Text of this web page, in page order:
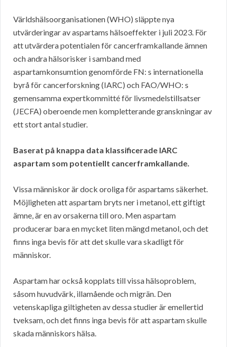
Världshälsoorganisationen (WHO) släppte nya
utvärderingar av aspartams hälsoeffekter i juli 2023. För
att utvärdera potentialen för cancerframkallande ämnen
och andra hälsorisker i samband med
aspartamkonsumtion genomförde FN: s internationella
byrå för cancerforskning (IARC) och FAO/WHO: s
gemensamma expertkommitté för livsmedelstillsatser
(JECFA) oberoende men kompletterande granskningar av
ett stort antal studier.
Baserat på knappa data klassificerade IARC
aspartam som potentiellt cancerframkallande.
Vissa människor är dock oroliga för aspartams säkerhet.
Möjligheten att aspartam bryts ner i metanol, ett giftigt
ämne, är en av orsakerna till oro. Men aspartam
producerar bara en mycket liten mängd metanol, och det
finns inga bevis för att det skulle vara skadligt för
människor.
Aspartam har också kopplats till vissa hälsoproblem,
såsom huvudvärk, illamående och migrän. Den
vetenskapliga giltigheten av dessa studier är emellertid
tveksam, och det finns inga bevis för att aspartam skulle
skada människors hälsa.